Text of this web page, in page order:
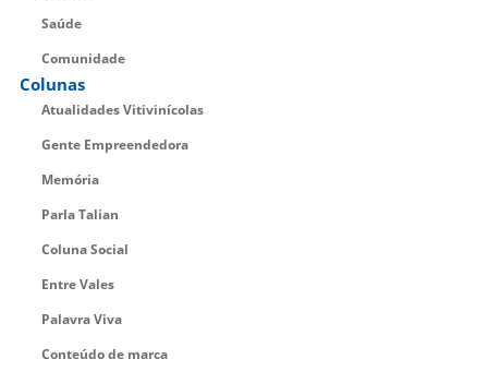
Saúde
Comunidade
Colunas
Atualidades Vitivinícolas
Gente Empreendedora
Memória
Parla Talian
Coluna Social
Entre Vales
Palavra Viva
Conteúdo de marca